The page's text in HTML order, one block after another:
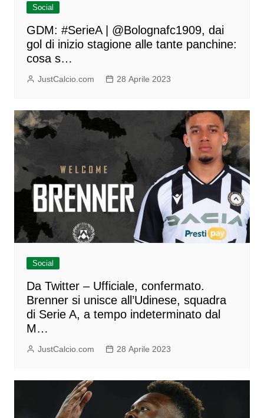
Social
GDM: #SerieA | @Bolognafc1909, dai
gol di inizio stagione alle tante panchine:
cosa s…
JustCalcio.com 28 Aprile 2023
Social
Da Twitter – Ufficiale, confermato.
Brenner si unisce all’Udinese, squadra
di Serie A, a tempo indeterminato dal
M…
JustCalcio.com 28 Aprile 2023